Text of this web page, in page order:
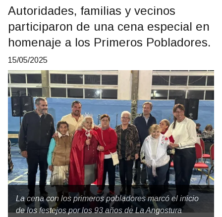
Autoridades, familias y vecinos
participaron de una cena especial en
homenaje a los Primeros Pobladores.
15/05/2025
La cena con los primeros pobladores marcó el inicio
de los festejos por los 93 años de La Angostura